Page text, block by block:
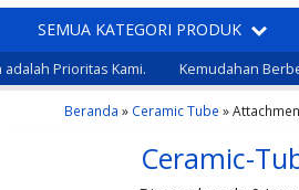
SEMUA KATEGORI PRODUK
Prioritas Kami. Kemudahan
Beranda » Ceramic Tube »
Ceramic-